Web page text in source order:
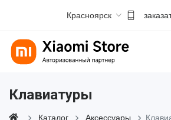
Красноярск
Клавиатуры
Каталог Аксессуары